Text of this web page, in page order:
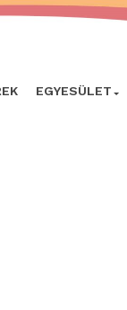
EGYESÜLET